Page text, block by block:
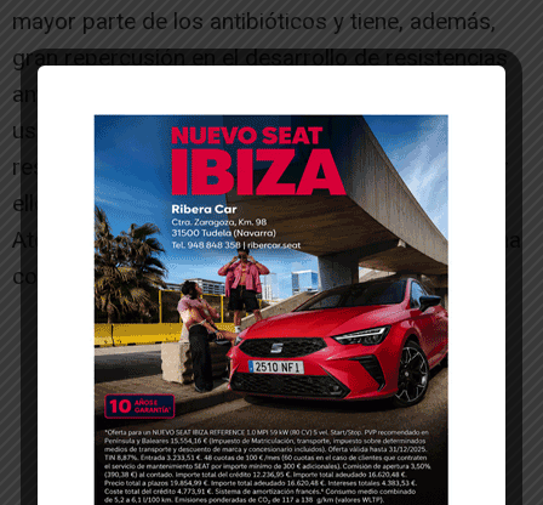
mayor parte de los antibióticos y tiene, además,
gran repercusión en el desarrollo de resistencias
antimicrobianas a nivel hospitalario. También el
uso de antibióticos en el hospital impacta en las
resistencias que va a haber en la comunidad. Por
ello, es fundamental que los equipos PROA de
Atención Primaria y hospitalaria trabajen de forma
conjunta.
-- Publicidad --